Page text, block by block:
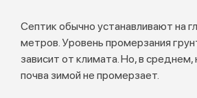
Септик обычно устанавливают на
метров. Уровень промерзания
зависит от климата. Но, в среднем,
почва зимой не промерзает.